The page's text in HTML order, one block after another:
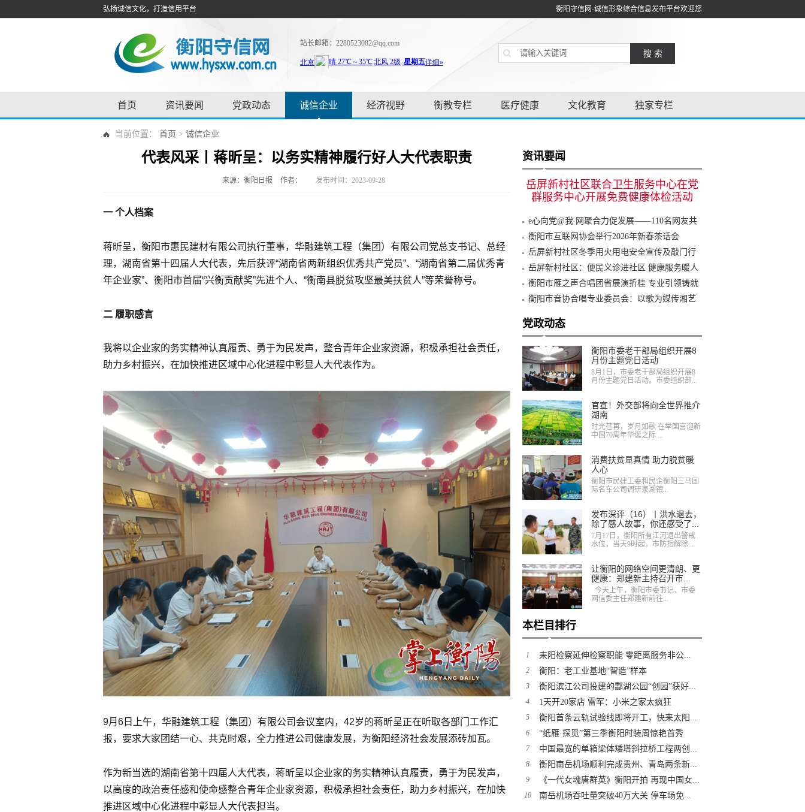
弘扬诚信文化，打造信用平台 衡阳守信网-诚信形象综合信息发布平台欢迎您
站长邮箱：2280523082@qq.com
搜 索
首页 资讯要闻 党政动态 诚信企业 经济视野 衡教专栏 医疗健康 文化教育 独家专栏
当前位置： 首页 > 诚信企业
代表风采丨蒋昕呈：以务实精神履行好人大代表职责
来源：衡阳日报 作者： 发布时间：2023-09-28
一 个人档案
蒋昕呈，衡阳市惠民建材有限公司执行董事，华融建筑工程（集团）有限公司党总支书记、总经
理，湖南省第十四届人大代表，先后获评“湖南省两新组织优秀共产党员”、“湖南省第二届优秀青
年企业家”、衡阳市首届“兴衡贡献奖”先进个人、“衡南县脱贫攻坚最美扶贫人”等荣誉称号。
二 履职感言
我将以企业家的务实精神认真履责、勇于为民发声，整合青年企业家资源，积极承担社会责任，
助力乡村振兴，在加快推进区域中心化进程中彰显人大代表作为。
9月6日上午，华融建筑工程（集团）有限公司会议室内，42岁的蒋昕呈正在听取各部门工作汇
报，要求大家团结一心、共克时艰，全力推进公司健康发展，为衡阳经济社会发展添砖加瓦。
作为新当选的湖南省第十四届人大代表，蒋昕呈以企业家的务实精神认真履责，勇于为民发声，
以高度的政治责任感和使命感整合青年企业家资源，积极承担社会责任，助力乡村振兴，在加快
推进区域中心化进程中彰显人大代表担当。
资讯要闻
岳屏新村社区联合卫生服务中心在党
群服务中心开展免费健康体检活动
e心向党@我 网聚合力促发展——110名网友共
植“衡阳网友林”
衡阳市互联网协会举行2026年新春茶话会
岳屏新村社区冬季用火用电安全宣传及敲门行
动岳屏新村社区：便民义诊进社区 健康服务暖人
心衡阳市雁之声合唱团省展演折桂 专业引领铸就
金奖品质
衡阳市音协合唱专业委员会：以歌为媒传湘艺
党政动态
衡阳市委老干部局组织开展8
月份主题党日活动
8月1日，市委老干部局组织开展8
月份主题党日活动。市委组织部...
官宣！外交部将向全世界推介
湖南
时光荏苒，岁月如歌 在举国喜迎新
中国70周年华诞之际 ...
消费扶贫显真情 助力脱贫暖
人心
衡阳市民建工委和民企衡阳三马国
际名车公司调研泉湖镇...
发布深评（16）丨洪水退去，
除了感人故事，你还感受了...
7月17日，衡阳所有江河退出警戒
水位，当天9时起，市防指解除...
让衡阳的网络空间更清朗、更
健康：郑建新主持召开市...
今天上午，衡阳市委书记、市委
网信委主任郑建新前往...
本栏目排行
1 耒阳检察延伸检察职能 零距离服务非公...
2 衡阳：老工业基地“智造”样本
3 衡阳滨江公司投建的酃湖公园“创园”获好...
4 1天开20家店 雷军：小米之家太疯狂
5 衡阳首条云轨试验线即将开工，快来太阳...
6 “纸雁·探觅”第三季衡阳时装周惊艳首秀
7 中国最宽的单箱梁体矮塔斜拉桥工程两创...
8 衡阳南岳机场顺利完成贵州、青岛两条新...
9 《一代女魂唐群英》衡阳开拍 再现中国女...
10 南岳机场吞吐量突破40万大关 停车场免...